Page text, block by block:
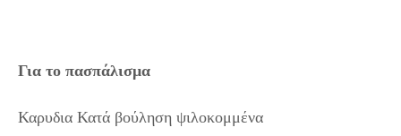
Για το πασπάλισμα
Καρυδια Κατά βούληση ψιλοκομμένα